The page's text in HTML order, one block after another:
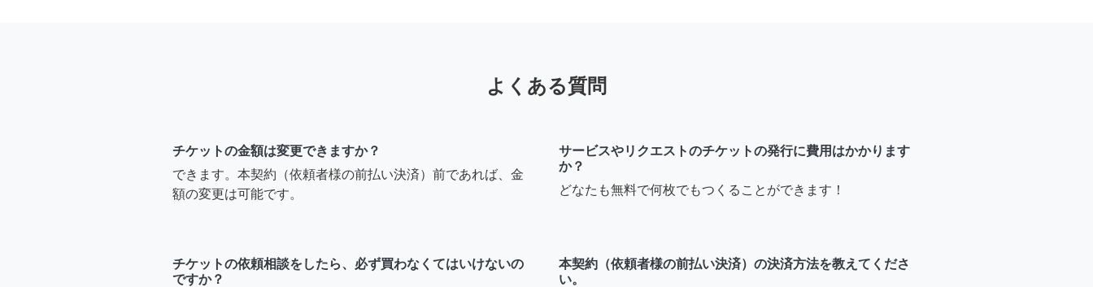
よくある質問
チケットの金額は変更できますか？
できます。本契約（依頼者様の前払い決済）前であれば、金
額の変更は可能です。
サービスやリクエストのチケットの発行に費用はかかります
か？
どなたも無料で何枚でもつくることができます！
チケットの依頼相談をしたら、必ず買わなくてはいけないの
ですか？
本契約（依頼者様の前払い決済）の決済方法を教えてくださ
い。